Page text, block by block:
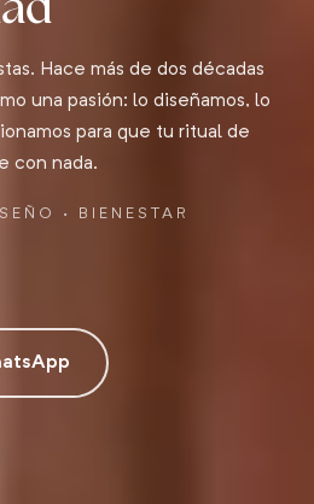
Hace más de dos décadas
una pasión: lo diseñamos, lo
para que tu ritual de
con nada.
· BIENESTAR